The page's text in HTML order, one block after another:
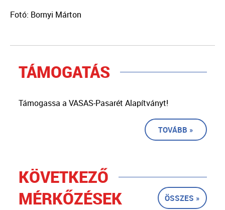
Fotó: Bornyi Márton
TÁMOGATÁS
Támogassa a VASAS-Pasarét Alapítványt!
TOVÁBB »
KÖVETKEZŐ
MÉRKŐZÉSEK
ÖSSZES »